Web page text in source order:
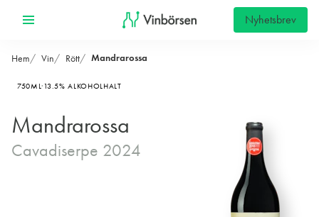
Nyhetsbrev
Hem Vin Rött Mandrarossa
750ML 13.5% ALKOHOLHALT
Mandrarossa
Cavadiserpe 2024